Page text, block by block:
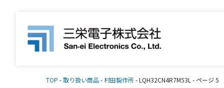
TOP -取り扱い商品-村田製作所-LQH32CN4R7M53L - ページ 5